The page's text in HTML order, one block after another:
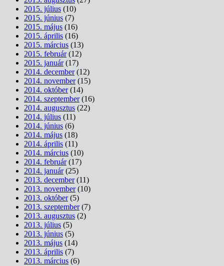
2015. július (10)
2015. június (7)
2015. május (16)
2015. április (16)
2015. március (13)
2015. február(12)
2015. január(17)
2014. december(12)
2014. november(15)
2014. október(14)
2014. szeptember(16)
2014. augusztus (22)
2014. július (11)
2014. június (6)
2014. május (18)
2014. április (11)
2014. március (10)
2014. február(17)
2014. január(25)
2013. december(11)
2013. november(10)
2013. október(5)
2013. szeptember(7)
2013. augusztus (2)
2013. július (5)
2013. június (5)
2013. május (14)
2013. április (7)
2013. március (6)